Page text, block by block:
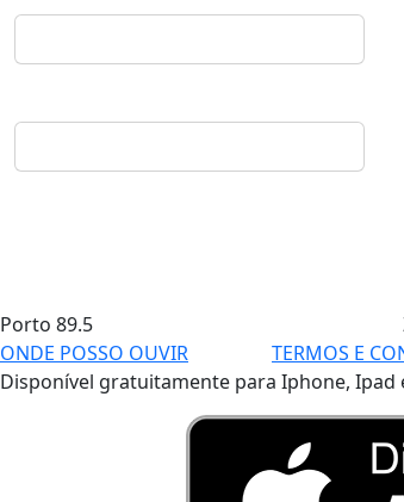
Porto 89.5
ONDE POSSO OUVIR
TERMOS E
Disponível gratuitamente para Iphone, Ipad